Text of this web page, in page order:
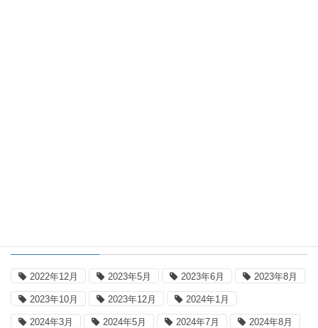
2022年12月 2023年5月 2023年6月 2023年8月
2023年10月 2023年12月 2024年1月
2024年3月 2024年5月 2024年7月 2024年8月